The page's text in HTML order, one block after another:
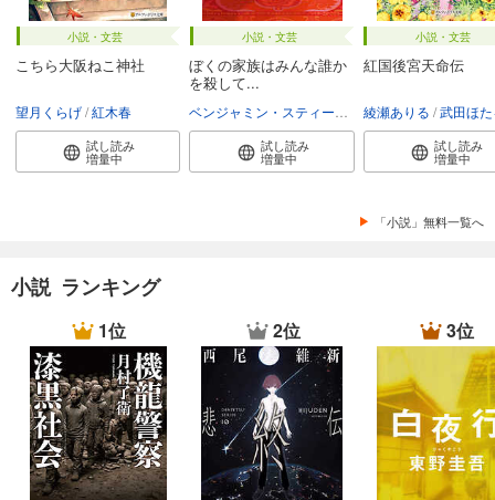
小説・文芸
こちら大阪ねこ神社
望月くらげ 紅木春
試し読み
増量中
小説・文芸
ぼくの家族はみんな誰か
を殺して...
富永和子
試し読み
増量中
小説・文芸
紅国後宮天命伝
綾瀬ありる 武田ほ
試し読み
増量中
「小説」無料一覧へ
小説 ランキング
1位 2位 3位